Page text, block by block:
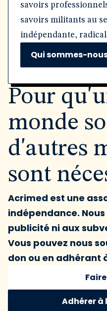
savoirs
savoirs militants au
indépendante,
Qui sommes-
Pour
monde
d'autres
sont
Acrimed est une
indépendance.
publicité ni aux
Vous pouvez nous
don ou en adhérant
Adhérer